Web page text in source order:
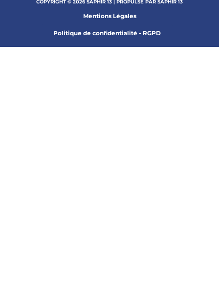
COPYRIGHT © 2026 SAPHIR 13 | PROPULSÉ PAR SAPHIR 13
Mentions Légales
Politique de confidentialité - RGPD